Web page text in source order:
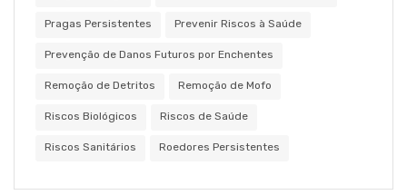
Pragas Persistentes Prevenir Riscos à Saúde
Prevenção de Danos Futuros por Enchentes
Remoção de Detritos Remoção de Mofo
Riscos Biológicos Riscos de Saúde
Riscos Sanitários Roedores Persistentes